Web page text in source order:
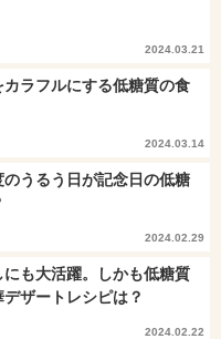
2024.03.21
カラフルにする低糖質の食
2024.03.14
のうるう日が記念日の低糖
2024.02.29
にも大活躍。しかも低糖質
ザートレシピは？
2024.02.22